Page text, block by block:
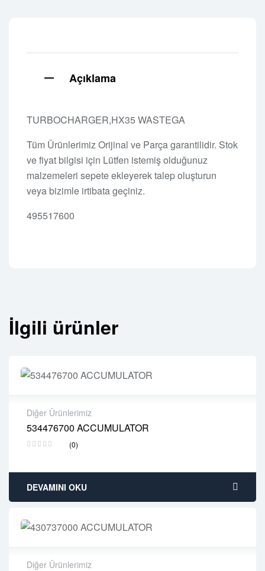
Açıklama
TURBOCHARGER,HX35 WASTEGA
Tüm Ürünlerimiz Orijinal ve Parça garantilidir. Stok
ve fiyat bilgisi için Lütfen istemiş olduğunuz
malzemeleri sepete ekleyerek talep oluşturun
veya bizimle irtibata geçiniz.
495517600
İlgili ürünler
Diğer Ürünlerimiz
534476700 ACCUMULATOR
(0)
2 years warranty
Delivery time: 1-2 business days
DEVAMINI OKU
Diğer Ürünlerimiz